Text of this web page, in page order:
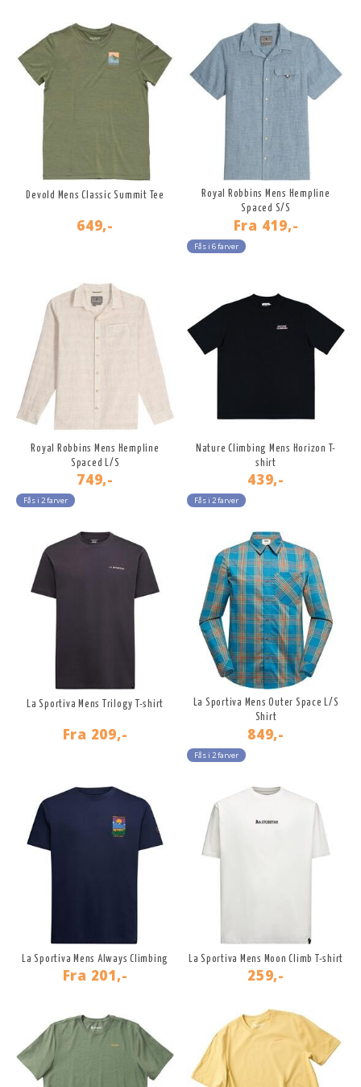
Devold Mens Classic Summit Tee
649,-
Royal Robbins Mens Hempline
Spaced S/S
Fra 419,-
Fås i 6 farver
Royal Robbins Mens Hempline
Spaced L/S
749,-
Fås i 2 farver
Nature Climbing Mens Horizon T-
shirt
439,-
Fås i 2 farver
La Sportiva Mens Trilogy T-shirt
Fra 209,-
La Sportiva Mens Outer Space L/S
Shirt
849,-
Fås i 2 farver
La Sportiva Mens Always Climbing
Fra 201,-
La Sportiva Mens Moon Climb T-shirt
259,-